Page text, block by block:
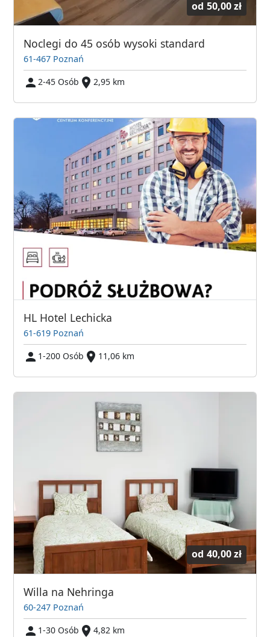
od 50,00 zł
Noclegi do 45 osób wysoki standard
61-467 Poznań
2-45 Osób
2,95 km
HL Hotel Lechicka
61-619 Poznań
1-200 Osób
11,06 km
od 40,00 zł
Willa na Nehringa
60-247 Poznań
1-30 Osób
4,82 km